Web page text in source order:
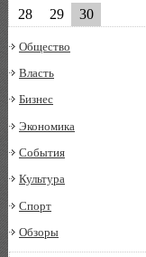
28
29 30
Общество
Власть
Бизнес
Экономика
События
Культура
Спорт
Обзоры